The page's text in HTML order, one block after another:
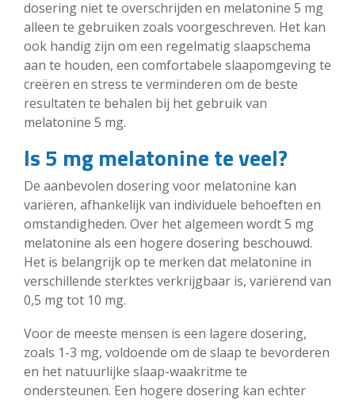
dosering niet te overschrijden en melatonine 5 mg
alleen te gebruiken zoals voorgeschreven. Het kan
ook handig zijn om een regelmatig slaapschema
aan te houden, een comfortabele slaapomgeving te
creëren en stress te verminderen om de beste
resultaten te behalen bij het gebruik van
melatonine 5 mg.
Is 5 mg melatonine te veel?
De aanbevolen dosering voor melatonine kan
variëren, afhankelijk van individuele behoeften en
omstandigheden. Over het algemeen wordt 5 mg
melatonine als een hogere dosering beschouwd.
Het is belangrijk op te merken dat melatonine in
verschillende sterktes verkrijgbaar is, variërend van
0,5 mg tot 10 mg.
Voor de meeste mensen is een lagere dosering,
zoals 1-3 mg, voldoende om de slaap te bevorderen
en het natuurlijke slaap-waakritme te
ondersteunen. Een hogere dosering kan echter